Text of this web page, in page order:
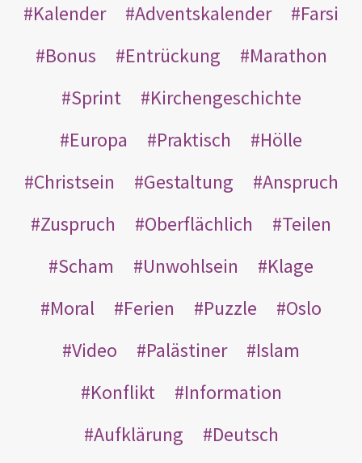
Kalender
Adventskalender
Farsi
Bonus
Entrückung
Marathon
Sprint
Kirchengeschichte
Europa
Praktisch
Hölle
Christsein
Gestaltung
Anspruch
Zuspruch
Oberflächlich
Teilen
Scham
Unwohlsein
Klage
Moral
Ferien Puzzle
Oslo
Video
Palästiner
Islam
Konflikt
Information
Aufklärung
Deutsch